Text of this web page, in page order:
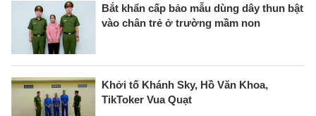
Bắt khẩn cấp bảo mẫu dùng dây thun bật
vào chân trẻ ở trường mầm non
Khởi tố Khánh Sky, Hồ Văn Khoa,
TikToker Vua Quạt